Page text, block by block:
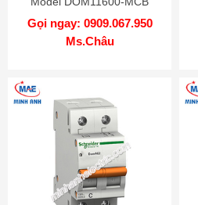
Gọi ngay: 0909.067.950
Ms.Châu